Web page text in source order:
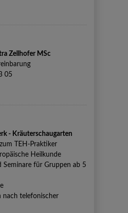
Zellhofer MSc
05
- Kräuterschaugarten
TEH-Praktiker
Heilkunde
Seminare für Gruppen ab 5
nach telefonischer